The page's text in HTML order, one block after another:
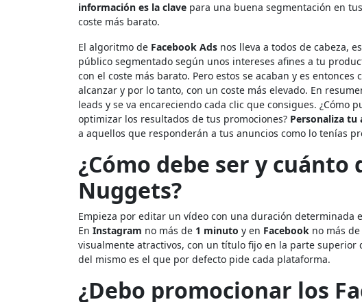
información es la clave para una buena segmentación en
coste más barato.
El algoritmo de Facebook Ads nos lleva a todos de cabeza,
público segmentado según unos intereses afines a tu
con el coste más barato. Pero estos se acaban y es
alcanzar y por lo tanto, con un coste más elevado. En
leads y se va encareciendo cada clic que consigues.
optimizar los resultados de tus promociones? Personaliza tu
a aquellos que responderán a tus anuncios como lo tenías
¿Cómo debe ser y
Nuggets?
Empieza por editar un vídeo con una duración
En Instagram no más de 1 minuto y en Facebook no más de
visualmente atractivos, con un título fijo en la parte
del mismo es el que por defecto pide cada plataforma.
¿Debo promocionar los